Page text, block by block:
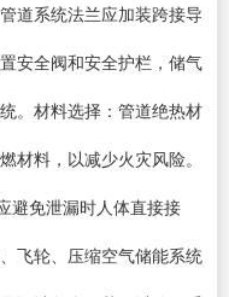
道系统法兰应加装跨接导
安全阀和安全护栏，储气
。材料选择：管道绝热材
材料，以减少火灾风险。
避免泄漏时人体直接接
飞轮、压缩空气储能系统